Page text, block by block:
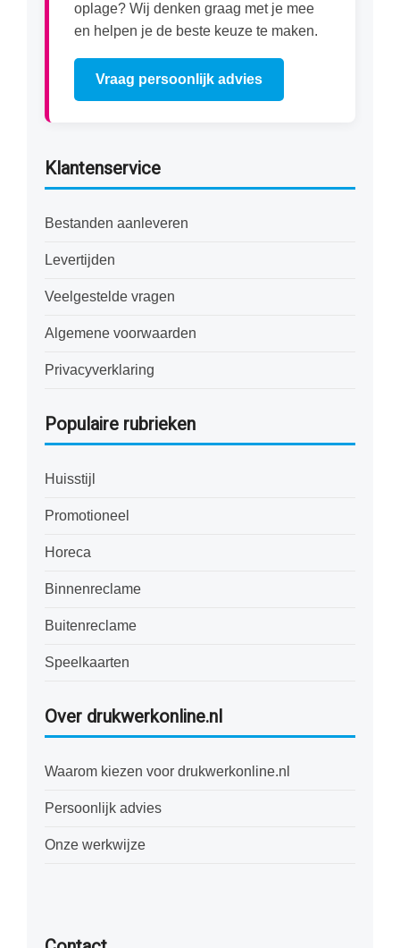
oplage? Wij denken graag met je mee
en helpen je de beste keuze te maken.
Vraag persoonlijk advies
Klantenservice
Bestanden aanleveren
Levertijden
Veelgestelde vragen
Algemene voorwaarden
Privacyverklaring
Populaire rubrieken
Huisstijl
Promotioneel
Horeca
Binnenreclame
Buitenreclame
Speelkaarten
Over drukwerkonline.nl
Waarom kiezen voor drukwerkonline.nl
Persoonlijk advies
Onze werkwijze